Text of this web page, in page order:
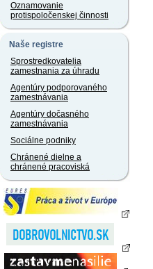
Oznamovanie
protispoločenskej činnosti
Naše registre
Sprostredkovatelia
zamestnania za úhradu
Agentúry podporovaného
zamestnávania
Agentúry dočasného
zamestnávania
Sociálne podniky
Chránené dielne a
chránené pracoviská